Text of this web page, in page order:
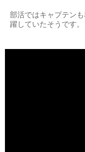
部活ではキャプテン
躍していたそうです。